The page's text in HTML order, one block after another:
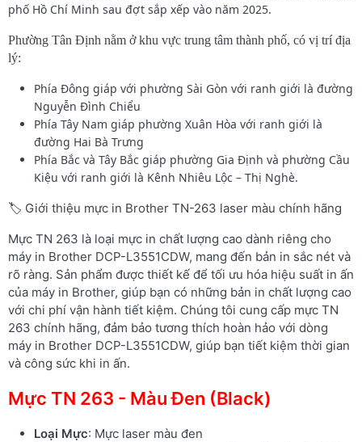
phố Hồ Chí Minh sau đợt sắp xếp vào năm 2025.
Phường Tân Định nằm ở khu vực trung tâm thành phố, có vị trí địa
lý:
Phía Đông giáp với phường Sài Gòn với ranh giới là đường
Nguyễn Đình Chiểu
Phía Tây Nam giáp phường Xuân Hòa với ranh giới là
đường Hai Bà Trưng
Phía Bắc và Tây Bắc giáp phường Gia Định và phường Cầu
Kiệu với ranh giới là Kênh Nhiêu Lộc – Thị Nghè.
🏷️ Giới thiệu mực in Brother TN-263 laser màu chính hãng
Mực TN 263 là loại mực in chất lượng cao dành riêng cho
máy in Brother DCP-L3551CDW, mang đến bản in sắc nét và
rõ ràng. Sản phẩm được thiết kế để tối ưu hóa hiệu suất in ấn
của máy in Brother, giúp bạn có những bản in chất lượng cao
với chi phí vận hành tiết kiệm. Chúng tôi cung cấp mực TN
263 chính hãng, đảm bảo tương thích hoàn hảo với dòng
máy in Brother DCP-L3551CDW, giúp bạn tiết kiệm thời gian
và công sức khi in ấn.
Mực TN 263 - Màu Đen (Black)
Loại Mực: Mực laser màu đen